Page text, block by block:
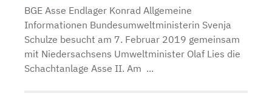
BGE Asse Endlager Konrad Allgemeine
Informationen Bundesumweltministerin Svenja
Schulze besucht am 7. Februar 2019 gemeinsam
mit Niedersachsens Umweltminister Olaf Lies die
Schachtanlage Asse II. Am ...